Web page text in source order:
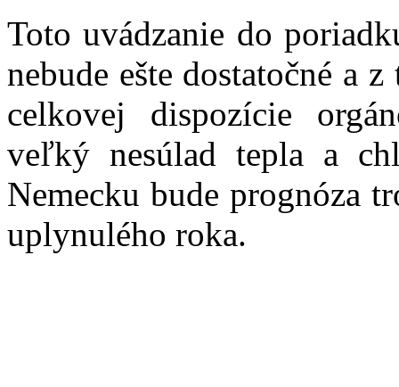
Toto uvádzanie do
nebude ešte dostatočné a
celkovej dispozície
veľký nesúlad tepla a
Nemecku bude prognóza
uplynulého roka.